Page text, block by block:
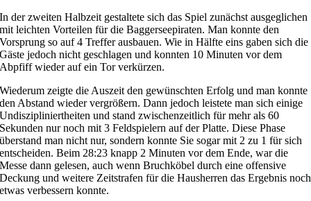
In der zweiten Halbzeit gestaltete sich das Spiel zunächst ausgeglichen
mit leichten Vorteilen für die Baggerseepiraten. Man konnte den
Vorsprung so auf 4 Treffer ausbauen. Wie in Hälfte eins gaben sich die
Gäste jedoch nicht geschlagen und konnten 10 Minuten vor dem
Abpfiff wieder auf ein Tor verkürzen.
Wiederum zeigte die Auszeit den gewünschten Erfolg und man konnte
den Abstand wieder vergrößern. Dann jedoch leistete man sich einige
Undiszipliniertheiten und stand zwischenzeitlich für mehr als 60
Sekunden nur noch mit 3 Feldspielern auf der Platte. Diese Phase
überstand man nicht nur, sondern konnte Sie sogar mit 2 zu 1 für sich
entscheiden. Beim 28:23 knapp 2 Minuten vor dem Ende, war die
Messe dann gelesen, auch wenn Bruchköbel durch eine offensive
Deckung und weitere Zeitstrafen für die Hausherren das Ergebnis noch
etwas verbessern konnte.